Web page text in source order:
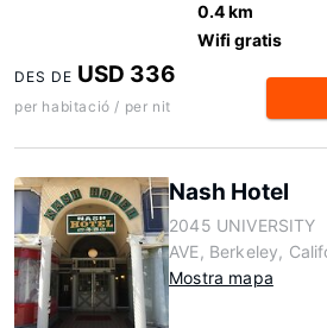
0.4 km
Wifi gratis
DES DE USD 336
per habitació / per nit
Nash Hotel
2045 UNIVERSITY
AVE, Berkeley,
Mostra mapa